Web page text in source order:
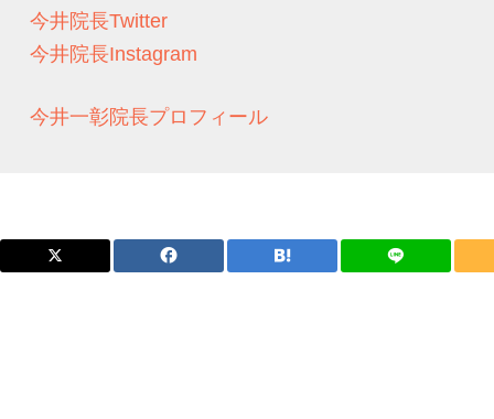
今井院長Twitter
今井院長Instagram
今井一彰院長プロフィール